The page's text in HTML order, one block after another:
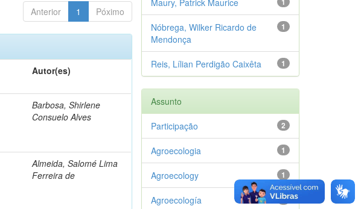
Anterior 1 Póximo
Autor(es)
Barbosa, Shirlene
Consuelo Alves
Almeida, Salomé Lima
Ferreira de
1
Nóbrega, Wilker Ricardo de
Mendonça
1
Reis, Lílian Perdigão Caixêta
Assunto
2
Participação
1
Agroecologia
1
Agroecology
1
Agroecología